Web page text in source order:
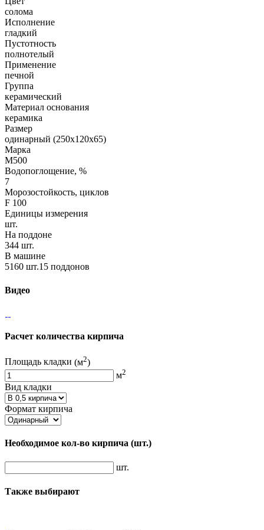
солома
Исполнение
гладкий
Пустотность
полнотелый
Применение
печной
Группа
керамический
Материал основания
керамика
Размер
одинарный (250х120х65)
Марка
М500
Водопоглощение, %
7
Морозостойкость, циклов
F 100
Единицы измерения
шт.
На поддоне
344 шт.
В машине
5160 шт.15 поддонов
Видео
Расчет количества кирпича
Площадь кладки (м2)
м2
Вид кладки
Формат кирпича
Необходимое кол-во кирпича (шт.)
шт.
Также выбирают